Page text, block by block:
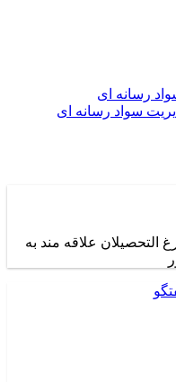
رسانه ای
سواد رسانه ای
التحصیلان علاقه مند به